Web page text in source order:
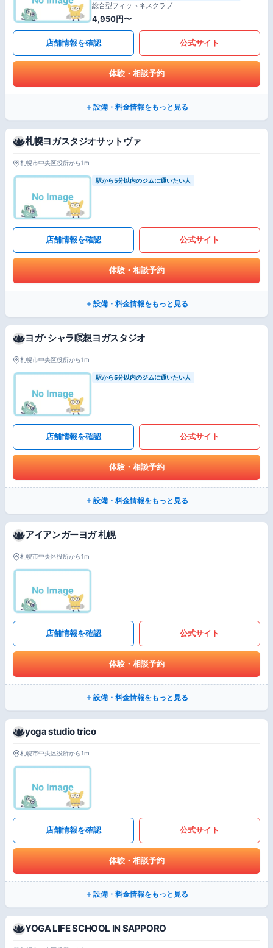
総合型フィットネスクラブ
4,950円〜
店舗情報を確認 公式サイト
体験・相談予約
設備・料金情報をもっと見る
札幌ヨガスタジオサットヴァ
札幌市中央区役所から1m
駅から5分以内のジムに通いたい人
店舗情報を確認 公式サイト
体験・相談予約
設備・料金情報をもっと見る
ヨガ･シャラ瞑想ヨガスタジオ
札幌市中央区役所から1m
駅から5分以内のジムに通いたい人
店舗情報を確認 公式サイト
体験・相談予約
設備・料金情報をもっと見る
アイアンガーヨガ 札幌
札幌市中央区役所から1m
店舗情報を確認 公式サイト
体験・相談予約
設備・料金情報をもっと見る
yoga studio trico
札幌市中央区役所から1m
店舗情報を確認 公式サイト
体験・相談予約
設備・料金情報をもっと見る
YOGA LIFE SCHOOL IN SAPPORO